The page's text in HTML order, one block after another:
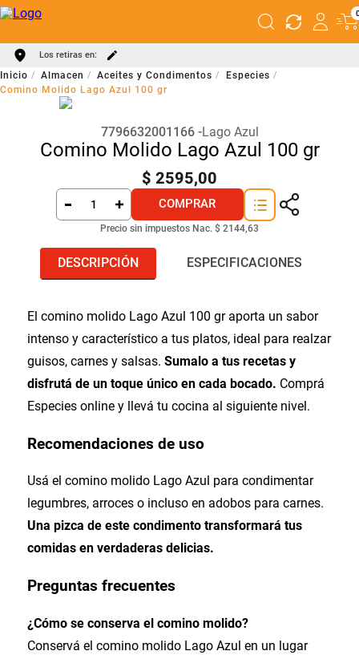
Los retiras en:
Almacen Aceites y Condimentos
Especies
Comino Molido Lago Azul 100 gr
7796632001166 Lago Azul
Comino Molido Lago Azul 100 gr
$ 2595,00
COMPRAR
Precio sin impuestos Nac. $ 2144,63
DESCRIPCIÓN ESPECIFICACIONES
El comino molido Lago Azul 100 gr aporta un sabor
intenso y característico a tus platos, ideal para realzar
guisos, carnes y salsas. Sumalo a tus recetas y
disfrutá de un toque único en cada bocado. Comprá
Especies online y llevá tu cocina al siguiente nivel.
Recomendaciones de uso
Usá el comino molido Lago Azul para condimentar
legumbres, arroces o incluso en adobos para carnes.
Una pizca de este condimento transformará tus
comidas en verdaderas delicias.
Preguntas frecuentes
¿Cómo se conserva el comino molido?
Conservá el comino molido Lago Azul en un lugar